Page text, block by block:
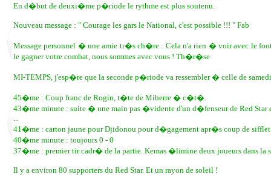
En d�but de deuxi�me p�riode le rythme est plus soutenu.
Nouveau message : " Courage les gars le National, c'est possible !!! " Fab
Message personnel � une amie tr�s ch�re : Cela n'a rien � voir avec le
le gagner votre combat, nous sommes avec vous ! Th�r�se
MI-TEMPS, j'esp�re que la seconde p�riode va ressembler � celle de
45�me : Coup franc de Rogin, t�te de Miherre � c�t�.
43�me minute : suite � une main pas �vidente d'un d�fenseur de Red
41�me : carton jaune pour Djidonou pour d�gagement apr�s coup de sifflet
40�me minute : toujours 0 - 0
37�me : premier tir cadr� de la partie. Kemas �limine deux joueurs dans
Il y a environ 80 supporters du Red Star. Et un rayon de soleil !